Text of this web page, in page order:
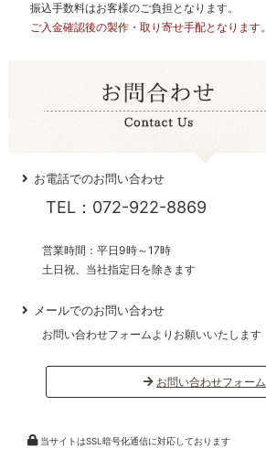
振込手数料はお客様のご負担となります。
ご入金確認後の製作・取り寄せ手配となります。
お電話でのお問い合わせ
TEL：072-922-8869
営業時間：平日9時～17時
土日祝、当社指定日を除きます
メールでのお問い合わせ
お問い合わせフォームよりお願いいたします
お問い合わせフォーム
当サイトはSSL暗号化通信に対応しております